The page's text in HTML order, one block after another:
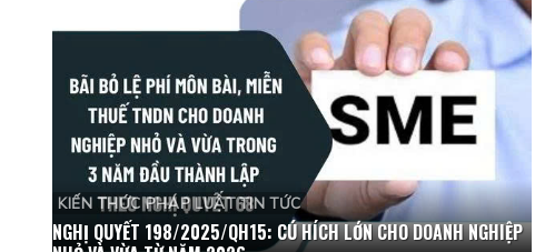
KIẾN THỨC PHÁP LUẬT TIN TỨC
NGHỊ QUYẾT 198/2025/QH15: CÚ HÍCH LỚN CHO DOANH NGHIỆP